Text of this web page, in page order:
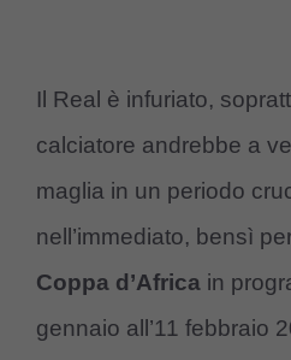
Il Real è infuriato,
calciatore andrebbe a
maglia in un periodo
nell’immediato, bensì
Coppa d’Africa in
gennaio all’11 febbraio